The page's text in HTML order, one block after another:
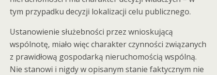
tym przypadku decyzji lokalizacji celu publicznego.
Ustanowienie służebności przez wnioskującą
wspólnotę, miało więc charakter czynności związanych
z prawidłową gospodarką nieruchomością wspólną.
Nie stanowi i nigdy w opisanym stanie faktycznym nie